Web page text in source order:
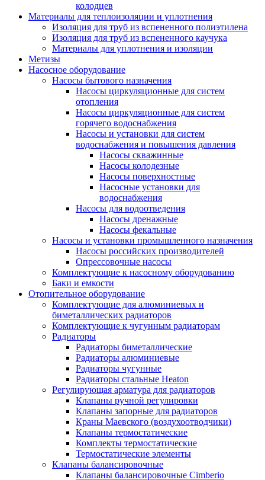
колодцев
Материалы для теплоизоляции и уплотнения
Изоляция для труб из вспененного полиэтилена
Изоляция для труб из вспененного каучука
Материалы для уплотнения и изоляции
Метизы
Насосное оборудование
Насосы бытового назначения
Насосы циркуляционные для систем
отопления
Насосы циркуляционные для систем
горячего водоснабжения
Насосы и установки для систем
водоснабжения и повышения давления
Насосы скважинные
Насосы колодезные
Насосы поверхностные
Насосные установки для
водоснабжения
Насосы для водоотведения
Насосы дренажные
Насосы фекальные
Насосы и установки промышленного назначения
Насосы российских производителей
Опрессовочные насосы
Комплектующие к насосному оборудованию
Баки и емкости
Отопительное оборудование
Комплектующие для алюминиевых и
биметаллических радиаторов
Комплектующие к чугунным радиаторам
Радиаторы
Радиаторы биметаллические
Радиаторы алюминиевые
Радиаторы чугунные
Радиаторы стальные Heaton
Регулирующая арматура для радиаторов
Клапаны ручной регулировки
Клапаны запорные для радиаторов
Краны Маевского (воздухоотводчики)
Клапаны термостатические
Комплекты термостатические
Термостатические элементы
Клапаны балансировочные
Клапаны балансировочные Cimberio